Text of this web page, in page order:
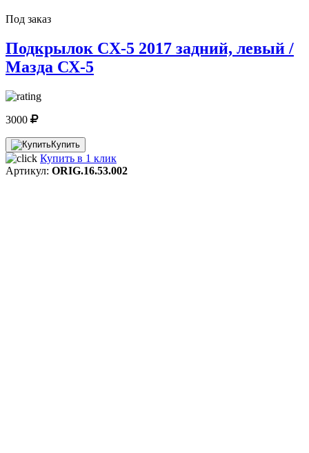
Под заказ
Подкрылок CX-5 2017 задний, левый /
Мазда СХ-5
3000
Купить
Купить в 1 клик
Артикул: ORIG.16.53.002